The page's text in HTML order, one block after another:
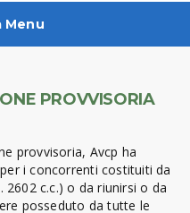
Menu
PROVVISORIA
provvisoria, Avcp ha
i concorrenti costituiti da
c.c.) o da riunirsi o da
posseduto da tutte le